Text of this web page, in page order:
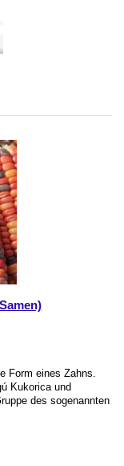
Form eines Zahns.
Kukorica und
des sogenannten